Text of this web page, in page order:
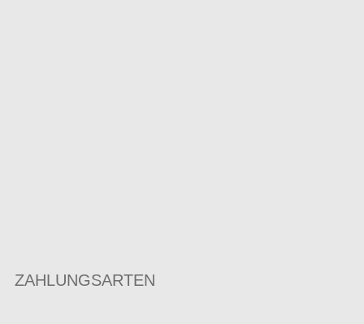
ZAHLUNGSARTEN